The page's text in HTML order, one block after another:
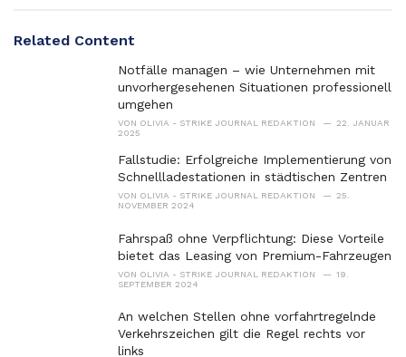
o
r:Related Content
Notfälle managen – wie Unternehmen mit
unvorhergesehenen Situationen professionell
umgehen
VON OLIVIA - STRIKE JOURNAL REDAKTION
22. JANUAR
2025
Fallstudie: Erfolgreiche Implementierung von
Schnellladestationen in städtischen Zentren
VON OLIVIA - STRIKE JOURNAL REDAKTION
25.
NOVEMBER 2024
Fahrspaß ohne Verpflichtung: Diese Vorteile
bietet das Leasing von Premium-Fahrzeugen
VON OLIVIA - STRIKE JOURNAL REDAKTION
19.
SEPTEMBER 2024
An welchen Stellen ohne vorfahrtregelnde
Verkehrszeichen gilt die Regel rechts vor
links